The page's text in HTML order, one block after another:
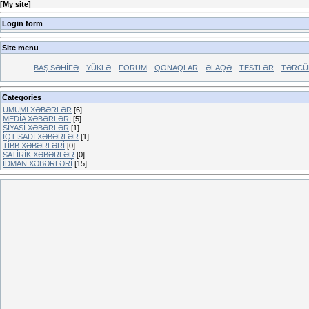
[My site]
Login form
Site menu
BAŞ SƏHİFƏ YÜKLƏ FORUM QONAQLAR ƏLAQƏ TESTLƏR
Categories
ÜMUMİ XƏBƏRLƏR [6]
MEDİA XƏBƏRLƏRİ [5]
SİYASİ XƏBƏRLƏR [1]
İQTİSADİ XƏBƏRLƏR [1]
TİBB XƏBƏRLƏRİ [0]
SATİRİK XƏBƏRLƏR [0]
İDMAN XƏBƏRLƏRİ [15]